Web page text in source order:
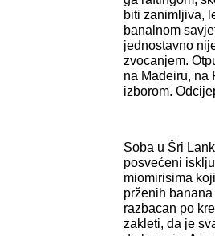
biti zanimljiva,
banalnom
jednostavno
zvocanjem.
na Madeiru, na
izborom.
Soba u Šri
posvećeni
miomirisima
prženih
razbacan po
zakleti, da je